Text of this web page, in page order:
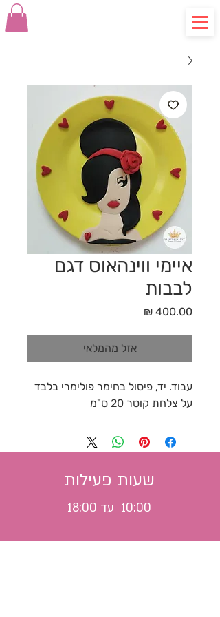
איימי ווינהאוס דגם
לבבות
אזל מהמלאי
עבוד. יד, פיסול בחימר פולימרי בלבד
על צלחת קוטר 20 ס"מ
שעות פעילות
10:00 עד 18:00